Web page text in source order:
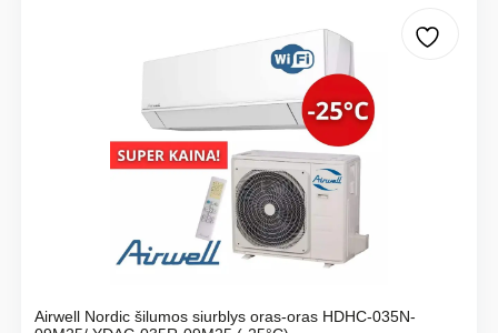
Airwell Nordic šilumos siurblys oras-oras HDHC-035N-